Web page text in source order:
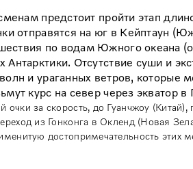
предстоит пройти этап
отправятся на юг в Кейптаун
по водам Южного океана
Отсутствие суши и
и ураганных ветров, которые
курс на север через экватор в
за скорость, до Гуанчжоу (Китай),
из Гонконга в Окленд (Новая
достопримечательность этих